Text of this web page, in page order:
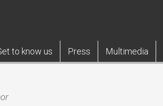
to know us Press Multimedia